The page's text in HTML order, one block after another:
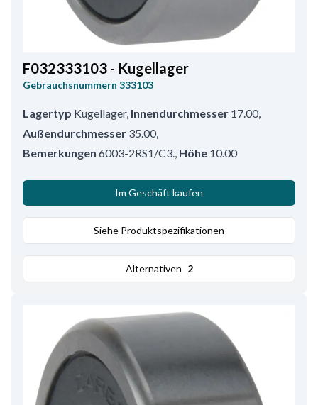
F032333103 - Kugellager
Gebrauchsnummern 333103
Lagertyp Kugellager, Innendurchmesser 17.00,
Außendurchmesser 35.00,
Bemerkungen 6003-2RS1/C3., Höhe 10.00
Im Geschäft kaufen
Siehe Produktspezifikationen
Alternativen 2